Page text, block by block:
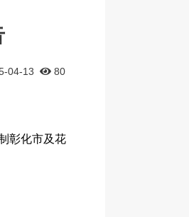
04-13 80
彰化市及花